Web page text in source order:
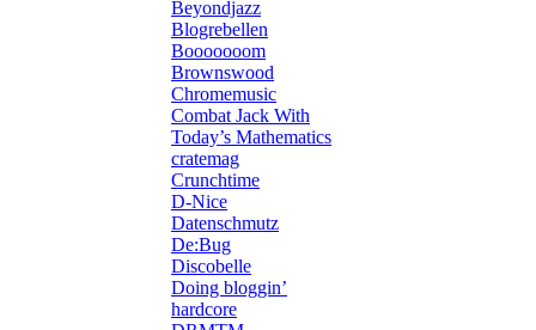
Beyondjazz
Blogrebellen
Booooooom
Brownswood
Chromemusic
Combat Jack With
Today’s Mathematics
cratemag
Crunchtime
D-Nice
Datenschmutz
De:Bug
Discobelle
Doing bloggin’
hardcore